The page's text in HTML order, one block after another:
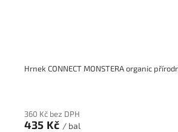
360 Kč bez DPH
435 Kč / bal